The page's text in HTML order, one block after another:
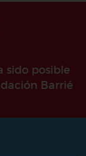
sido posible
Barrié